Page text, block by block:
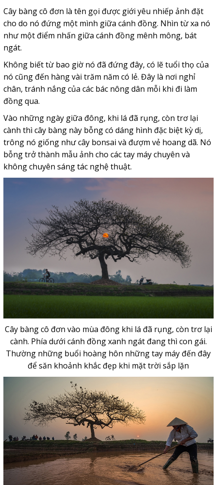
Cây bàng cô đơn là tên gọi được giới yêu nhiếp ảnh đặt
cho do nó đứng một mình giữa cánh đồng. Nhìn từ xa nó
như một điểm nhấn giữa cánh đồng mênh mông, bát
ngát.
Không biết từ bao giờ nó đã đứng đây, có lẽ tuổi thọ của
nó cũng đến hàng vài trăm năm có lẻ. Đây là nơi nghỉ
chân, tránh nắng của các bác nông dân mỗi khi đi làm
đồng qua.
Vào những ngày giữa đông, khi lá đã rụng, còn trơ lại
cành thì cây bàng này bỗng có dáng hình đặc biệt kỳ dị,
trông nó giống như cây bonsai và đượm vẻ hoang dã. Nó
bỗng trở thành mẫu ảnh cho các tay máy chuyên và
không chuyên sáng tác nghệ thuật.
Cây bàng cô đơn vào mùa đông khi lá đã rụng, còn trơ lại
cành. Phía dưới cánh đồng xanh ngát đang thì con gái.
Thường những buổi hoàng hôn những tay máy đến đây
để săn khoảnh khắc đẹp khi mặt trời sắp lặn